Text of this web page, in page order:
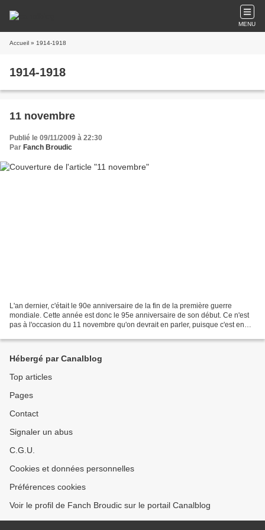
MENU
Accueil » 1914-1918
1914-1918
11 novembre
Publié le 09/11/2009 à 22:30
Par Fanch Broudic
L'an dernier, c'était le 90e anniversaire de la fin de la première guerre
mondiale. Cette année est donc le 95e anniversaire de son début. Ce n'est
pas à l'occasion du 11 novembre qu'on devrait en parler, puisque c'est en
Hébergé par Canalblog
Top articles
Pages
Contact
Signaler un abus
C.G.U.
Cookies et données personnelles
Préférences cookies
Voir le profil de Fanch Broudic sur le portail Canalblog